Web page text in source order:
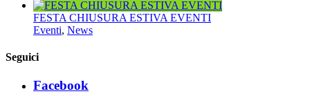
FESTA CHIUSURA ESTIVA EVENTI
Eventi, News
Seguici
Facebook